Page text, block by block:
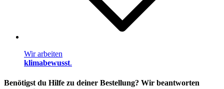
Wir arbeiten
klimabewusst.
Benötigst du Hilfe zu deiner Bestellung? Wir beantworten